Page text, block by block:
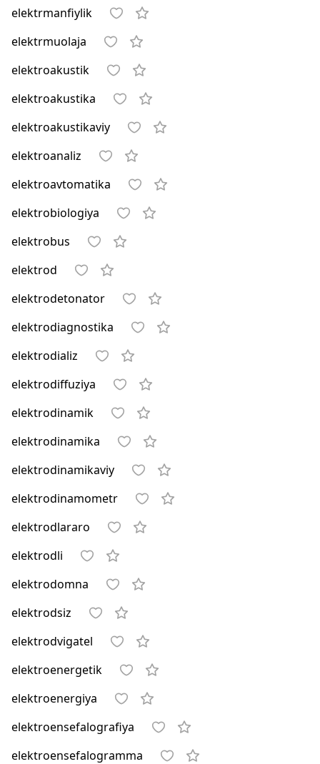
elektrmanfiylik
elektrmuolaja
elektroakustik
elektroakustika
elektroakustikaviy
elektroanaliz
elektroavtomatika
elektrobiologiya
elektrobus
elektrod
elektrodetonator
elektrodiagnostika
elektrodializ
elektrodiffuziya
elektrodinamik
elektrodinamika
elektrodinamikaviy
elektrodinamometr
elektrodlararo
elektrodli
elektrodomna
elektrodsiz
elektrodvigatel
elektroenergetik
elektroenergiya
elektroensefalografiya
elektroensefalogramma